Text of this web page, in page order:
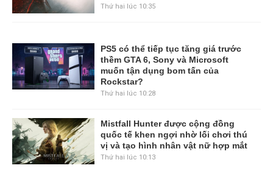
Thứ hai lúc 10:35
PS5 có thể tiếp tục tăng giá trước
thềm GTA 6, Sony và Microsoft
muốn tận dụng bom tấn của
Rockstar?
Thứ hai lúc 10:28
Mistfall Hunter được cộng đồng
quốc tế khen ngợi nhờ lối chơi thú
vị và tạo hình nhân vật nữ hợp mắt
Thứ hai lúc 10:13